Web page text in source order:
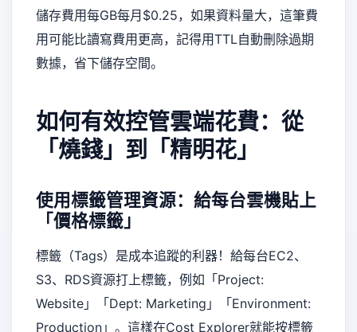
儲存費用每GB每月$0.25，如果資料量大，這筆費
用可能比讀寫費用更高，記得用TTL自動刪除過期
數據，省下儲存空間。
如何有效控管雲端花費：從
「燒錢」到「精明花」
使用標籤管理資源：給每台雲機貼上
「價格標籤」
標籤（Tags）是成本追蹤的利器！給每台EC2、
S3、RDS資源打上標籤，例如「Project:
Website」「Dept: Marketing」「Environment:
Production」。這樣在Cost Explorer就能按標籤